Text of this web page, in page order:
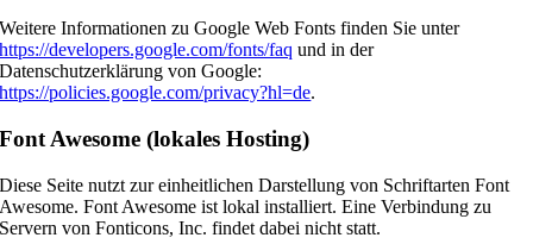
Weitere Informationen zu Google Web Fonts finden Sie unter
https://developers.google.com/fonts/faq und in der
Datenschutzerklärung von Google:
https://policies.google.com/privacy?hl=de.
Font Awesome (lokales Hosting)
Diese Seite nutzt zur einheitlichen Darstellung von Schriftarten Font
Awesome. Font Awesome ist lokal installiert. Eine Verbindung zu
Servern von Fonticons, Inc. findet dabei nicht statt.